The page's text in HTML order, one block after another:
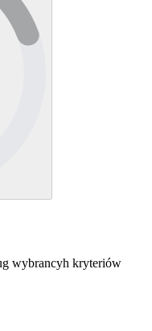
wybrancyh kryteriów